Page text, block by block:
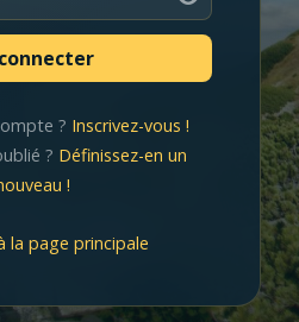
? Inscrivez-vous !
? Définissez-en un
!
la page principale